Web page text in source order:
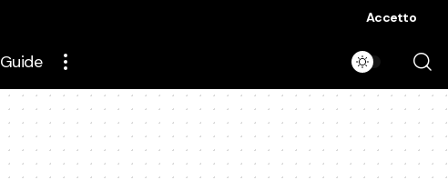
Accetto
Guide